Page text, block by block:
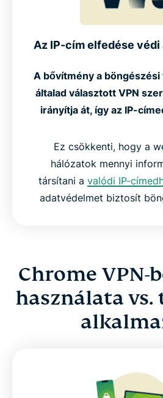
Az IP-cím elfedése
A bővítmény a
általad választott VPN
irányítja át, így az IP-
Ez csökkenti, hogy a
hálózatok mennyi
társítani a valódi IP-
adatvédelmet biztosít
Chrome VPN-
használata vs.